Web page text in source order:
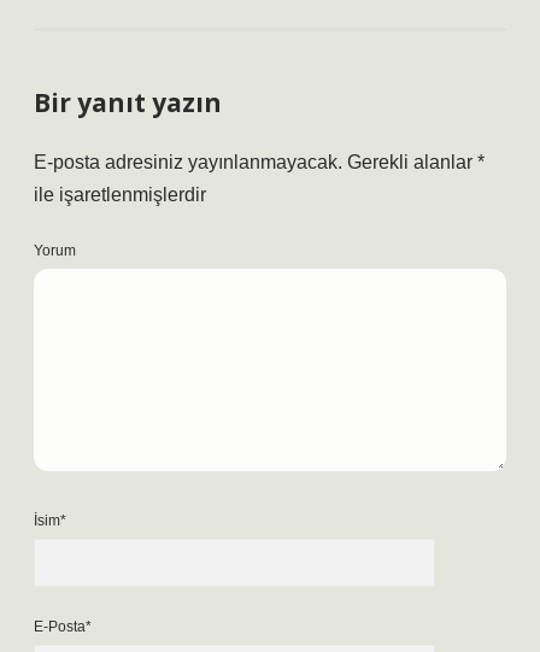
Bir yanıt yazın
E-posta adresiniz yayınlanmayacak. Gerekli alanlar *
ile işaretlenmişlerdir
Yorum
İsim*
E-Posta*